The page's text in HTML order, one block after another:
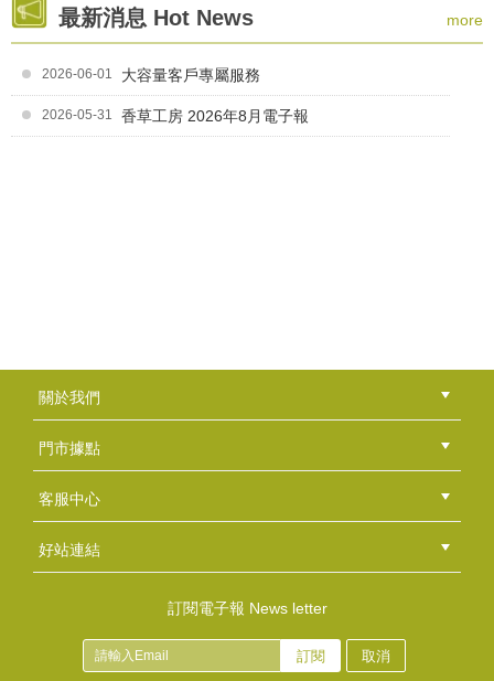
擺滿原料的層架充滿瑞英老師真誠的溫度，就如同台東一...
Ivy老師
黃威今老師
『不但要皂實用，更要讓皂好看，期望能把手工皂帶進藝...
"打皂的心情是愉悅的！ 用皂的生活是安心舒服的！...
香草工房淡水店-擴香石吊飾課程
浪漫玫瑰花擴香吊飾 可置放於居家空間角落，成為美...
最新消息 Hot News more
2026-06-01 大容量客戶專屬服務
2026-05-31 香草工房 2026年8月電子報
關於我們
公司簡介
品牌故事
最新消息
隱私權聲明
版權聲明
門市據點
總部
北區
中區
南區
東區
海外
客服中心
會員等級
購物流程
訂單查詢
常見問題
海外訂購流程
連絡我們
下載專區
紅利點數
好站連結
訂閱電子報 News letter
訂閱 取消